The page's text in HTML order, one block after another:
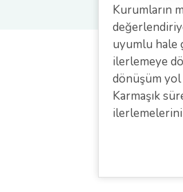
Kurumların
uyumlu hale
ilerlemeye
dönüşüm yol
Karmaşık
ilerlemelerini